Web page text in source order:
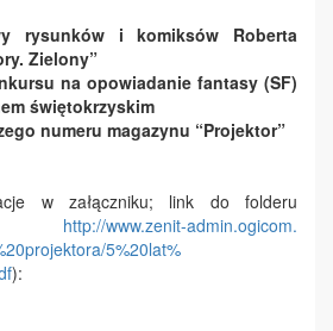
rysunków i komiksów Roberta
Zielony”
na opowiadanie fantasy (SF)
świętokrzyskim
numeru magazynu “Projektor”
w załączniku; link do folderu
- http://www.zenit-admin.ogicom.
20projektora/5%20lat%
):